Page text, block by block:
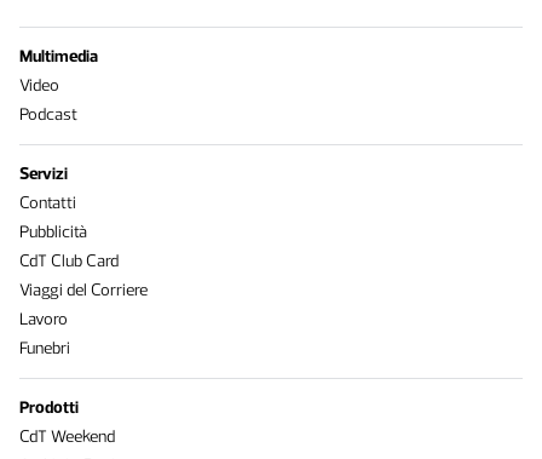
Multimedia
Video
Podcast
Servizi
Contatti
Pubblicità
CdT Club Card
Viaggi del Corriere
Lavoro
Funebri
Prodotti
CdT Weekend